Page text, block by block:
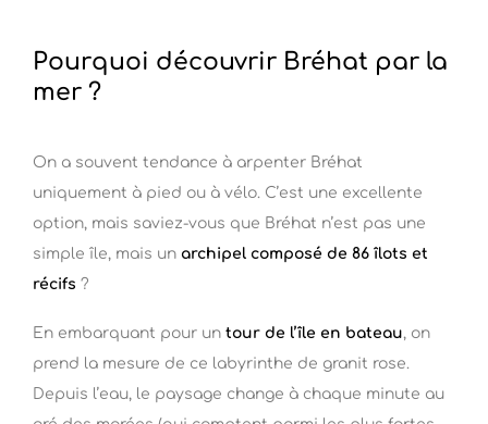
Pourquoi découvrir Bréhat par la
mer ?
On a souvent tendance à arpenter Bréhat
uniquement à pied ou à vélo. C’est une excellente
option, mais saviez-vous que Bréhat n’est pas une
simple île, mais un archipel composé de 86 îlots et
récifs ?
En embarquant pour un tour de l’île en bateau, on
prend la mesure de ce labyrinthe de granit rose.
Depuis l’eau, le paysage change à chaque minute au